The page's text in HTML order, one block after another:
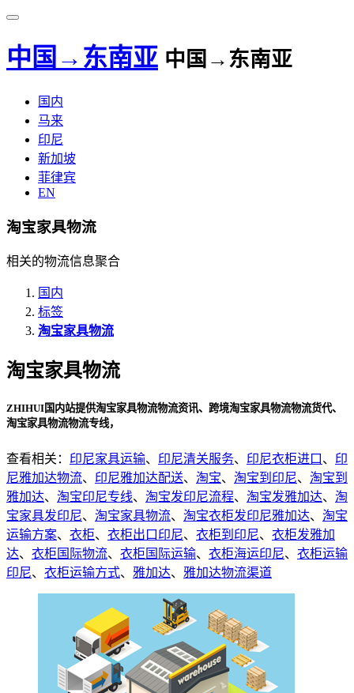
中国→东南亚 中国→东南亚
国内
马来
印尼
新加坡
菲律宾
EN
淘宝家具物流
相关的物流信息聚合
国内
标签
淘宝家具物流
淘宝家具物流
ZHIHUI国内站提供淘宝家具物流物流资讯、跨境淘宝家具物流物流货代、
淘宝家具物流物流专线，
查看相关： 印尼家具运输、 印尼清关服务、 印尼衣柜进口 、 印
尼雅加达物流、 印尼雅加达配送、 淘宝、 淘宝到印尼、 淘宝到
雅加达、 淘宝印尼专线、 淘宝发印尼流程、 淘宝发雅加达、 淘
宝家具发印尼、 淘宝家具物流、 淘宝衣柜发印尼雅加达、 淘宝
运输方案、 衣柜、 衣柜出口印尼、 衣柜到印尼、 衣柜发雅加
达、 衣柜国际物流、 衣柜国际运输、 衣柜海运印尼、 衣柜运输
印尼、 衣柜运输方式、 雅加达、 雅加达物流渠道